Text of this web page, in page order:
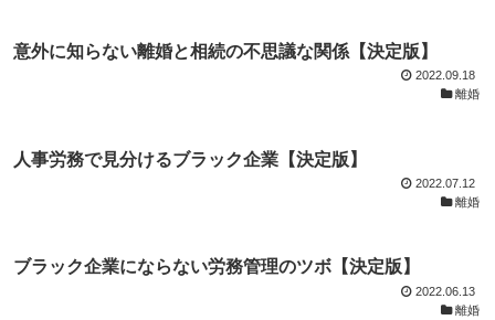
意外に知らない離婚と相続の不思議な関係【決定版】
2022.09.18
離婚
人事労務で見分けるブラック企業【決定版】
2022.07.12
離婚
ブラック企業にならない労務管理のツボ【決定版】
2022.06.13
離婚